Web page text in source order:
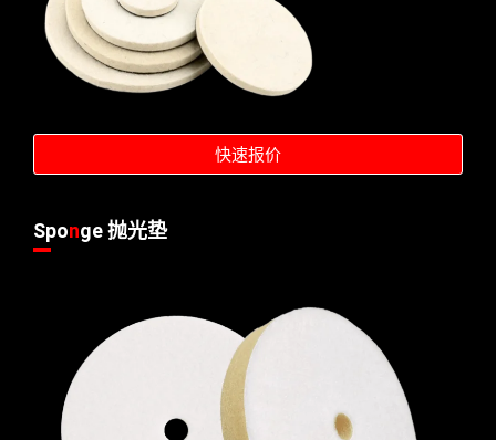
快速报价
Sponge 抛光垫